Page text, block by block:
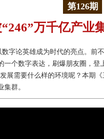
第126期
万千亿产业
字论英雄成为时代的亮点。前
个数字表达，刷爆朋友圈，登
展需要什么样的环境呢？本
集群。